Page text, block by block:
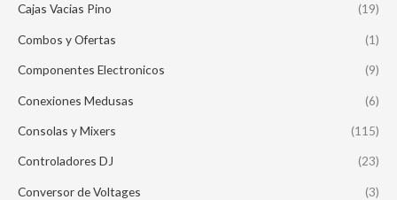
Cajas Vacias Pino (19)
Combos y Ofertas (1)
Componentes Electronicos (9)
Conexiones Medusas (6)
Consolas y Mixers (115)
Controladores DJ (23)
Conversor de Voltages (3)